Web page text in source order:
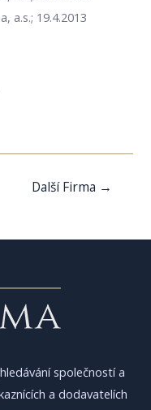
a.s.; 19.4.2013
Další Firma →
společností a
a dodavatelích